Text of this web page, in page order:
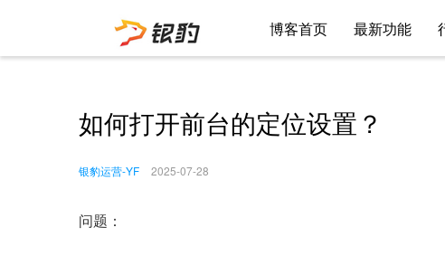
博客首页 最新功能
如何打开前台的定位设置？
银豹运营-YF 2025-07-28
问题：